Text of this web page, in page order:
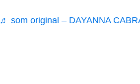
♬ som original – DAYANNA